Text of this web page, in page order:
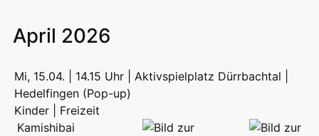
April 2026
Mi, 15.04. | 14.15 Uhr | Aktivspielplatz Dürrbachtal |
Hedelfingen (Pop-up)
Kinder | Freizeit
Kamishibai